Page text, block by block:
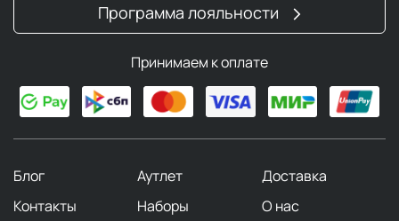
Программа лояльности
Принимаем к оплате
Блог Аутлет
Доставка
Контакты
Наборы
О нас